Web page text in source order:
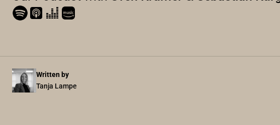
Written by
Tanja Lampe